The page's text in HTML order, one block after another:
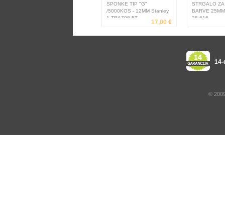
SPONKE TIP "G"
/5000KOS - 12MM Stanley
1-TRA708-5T
17,00 €
STRGALO
BARVE
28-616
14-
©